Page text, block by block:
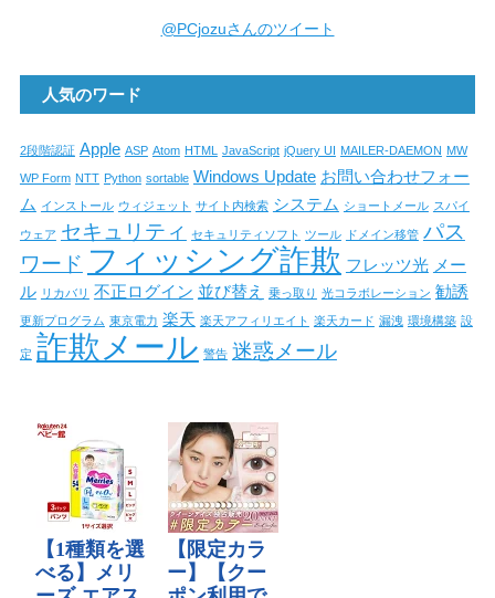
@PCjozuさんのツイート
人気のワード
2段階認証 Apple ASP Atom HTML JavaScript jQuery UI MAILER-DAEMON MW
WP Form NTT Python sortable Windows Update お問い合わせフォー
ム インストール ウィジェット サイト内検索 システム ショートメール スパイ
ウェア セキュリティ セキュリティソフト ツール ドメイン移管 パス
ワード フィッシング詐欺 フレッツ光 メー
ル リカバリ 不正ログイン 並び替え 乗っ取り 光コラボレーション 勧誘
更新プログラム 東京電力 楽天 楽天アフィリエイト 楽天カード 漏洩 環境構築 設
定 詐欺メール 警告 迷惑メール